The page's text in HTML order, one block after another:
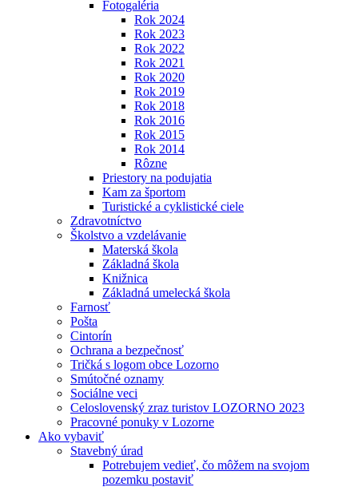
Fotogaléria
Rok 2024
Rok 2023
Rok 2022
Rok 2021
Rok 2020
Rok 2019
Rok 2018
Rok 2016
Rok 2015
Rok 2014
Rôzne
Priestory na podujatia
Kam za športom
Turistické a cyklistické ciele
Zdravotníctvo
Školstvo a vzdelávanie
Materská škola
Základná škola
Knižnica
Základná umelecká škola
Farnosť
Pošta
Cintorín
Ochrana a bezpečnosť
Tričká s logom obce Lozorno
Smútočné oznamy
Sociálne veci
Celoslovenský zraz turistov LOZORNO 2023
Pracovné ponuky v Lozorne
Ako vybaviť
Stavebný úrad
Potrebujem vedieť, čo môžem na svojom
pozemku postaviť